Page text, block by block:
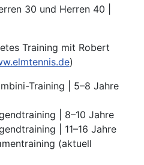
30 und Herren 40 |
Training mit Robert
)
Training | 5–8 Jahre
| 8–10 Jahre
| 11–16 Jahre
(aktuell